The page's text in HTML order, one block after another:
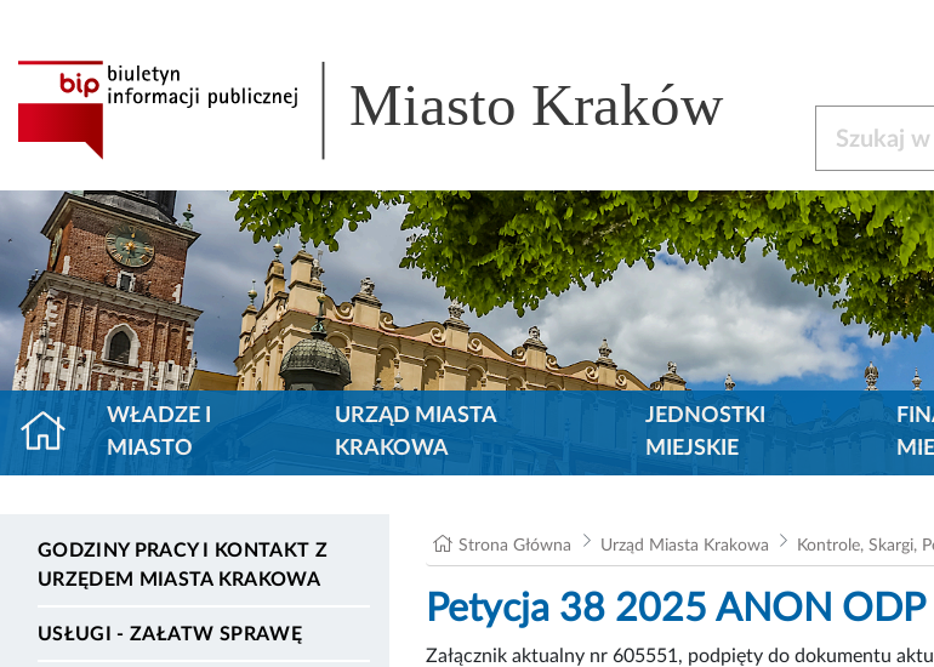
Miasto Kraków
WŁADZE I
MIASTO
URZĄD MIASTA
KRAKOWA
JEDNOSTKI
MIEJSKIE
GODZINY PRACY I KONTAKT Z
URZĘDEM MIASTA KRAKOWA
USŁUGI - ZAŁATW SPRAWĘ
Strona Główna Urząd Miasta Krakowa Kontrole, Skargi,
Petycja 38 2025 ANON ODP
Załącznik aktualny nr 605551, podpięty do dokumentu